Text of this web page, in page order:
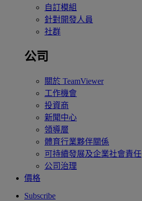
自訂模組
針對開發人員
社群
公司
關於 TeamViewer
工作機會
投資商
新聞中心
領導層
體育行業夥伴關係
可持續發展及企業社會責任
公司治理
價格
Subscribe